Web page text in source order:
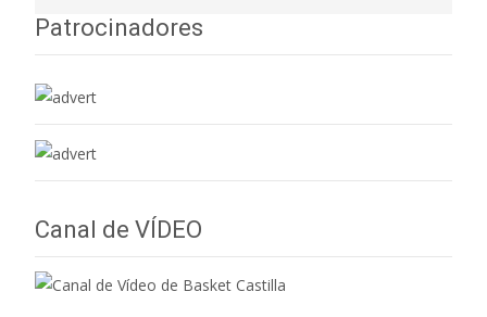
Patrocinadores
Canal de VÍDEO